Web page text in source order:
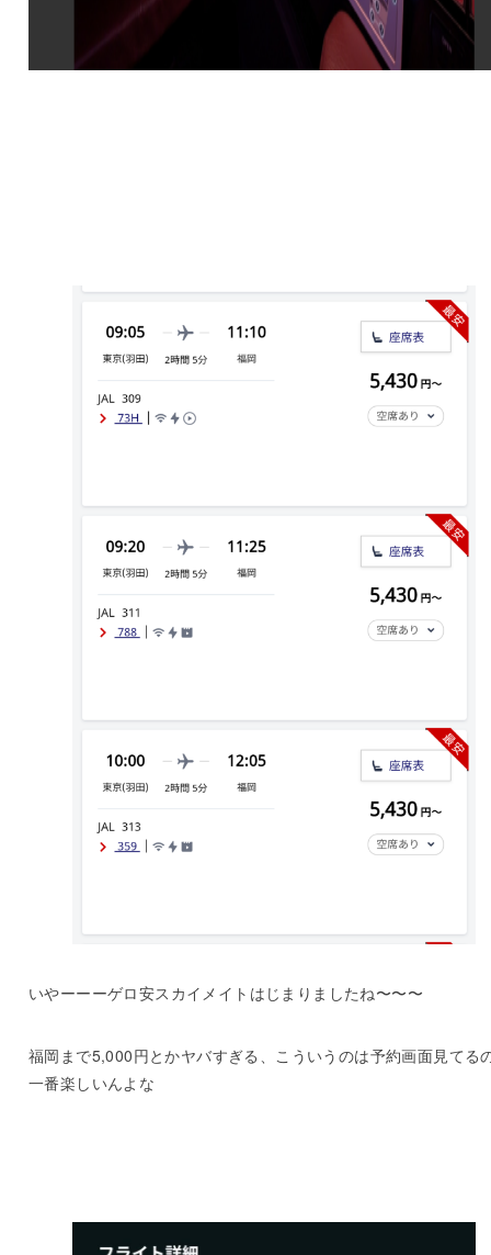
いやーーーゲロ安スカイメイトはじまりましたね〜〜〜
福岡まで5,000円とかヤバすぎる、こういうのは予約画面見てる
一番楽しいんよな